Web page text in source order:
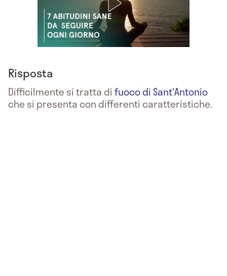
Risposta
Difficilmente si tratta difuoco di Sant'Antonio
che si presenta con differenti caratteristiche.